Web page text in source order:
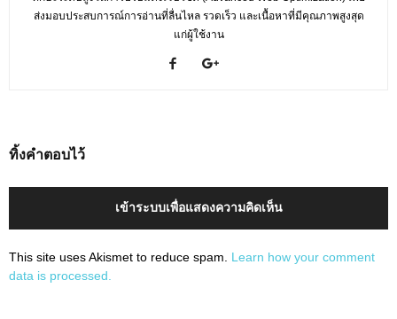
ส่งมอบประสบการณ์การอ่านที่ลื่นไหล รวดเร็ว และเนื้อหาที่มีคุณภาพสูงสุด
แก่ผู้ใช้งาน
ทิ้งคำตอบไว้
เข้าระบบเพื่อแสดงความคิดเห็น
This site uses Akismet to reduce spam. Learn how your comment
data is processed.